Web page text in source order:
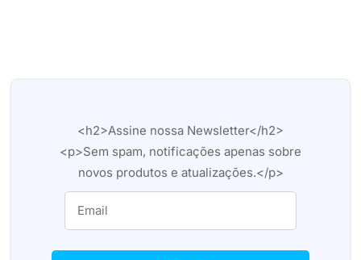
<h2>Assine nossa Newsletter</h2>
<p>Sem spam, notificações apenas sobre
novos produtos e atualizações.</p>